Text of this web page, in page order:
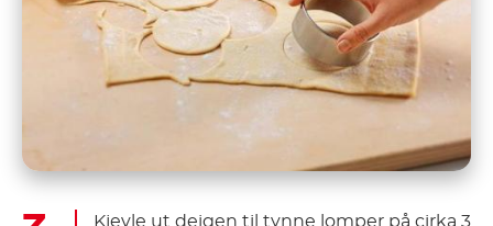
Kjevle ut deigen til tynne lomper på cirka 3